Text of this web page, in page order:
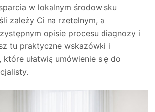
w lokalnym środowisku
zależy Ci na rzetelnym, a
opisie procesu diagnozy i
tu praktyczne wskazówki i
ułatwią umówienie się do